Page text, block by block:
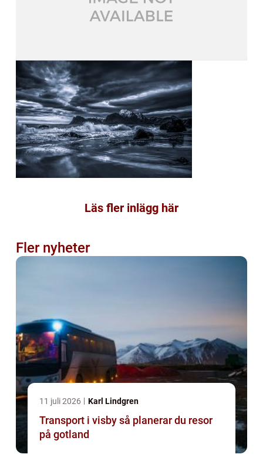
Läs fler inlägg här
Fler nyheter
11 juli 2026 Karl Lindgren
Transport i visby så planerar du resor
på gotland